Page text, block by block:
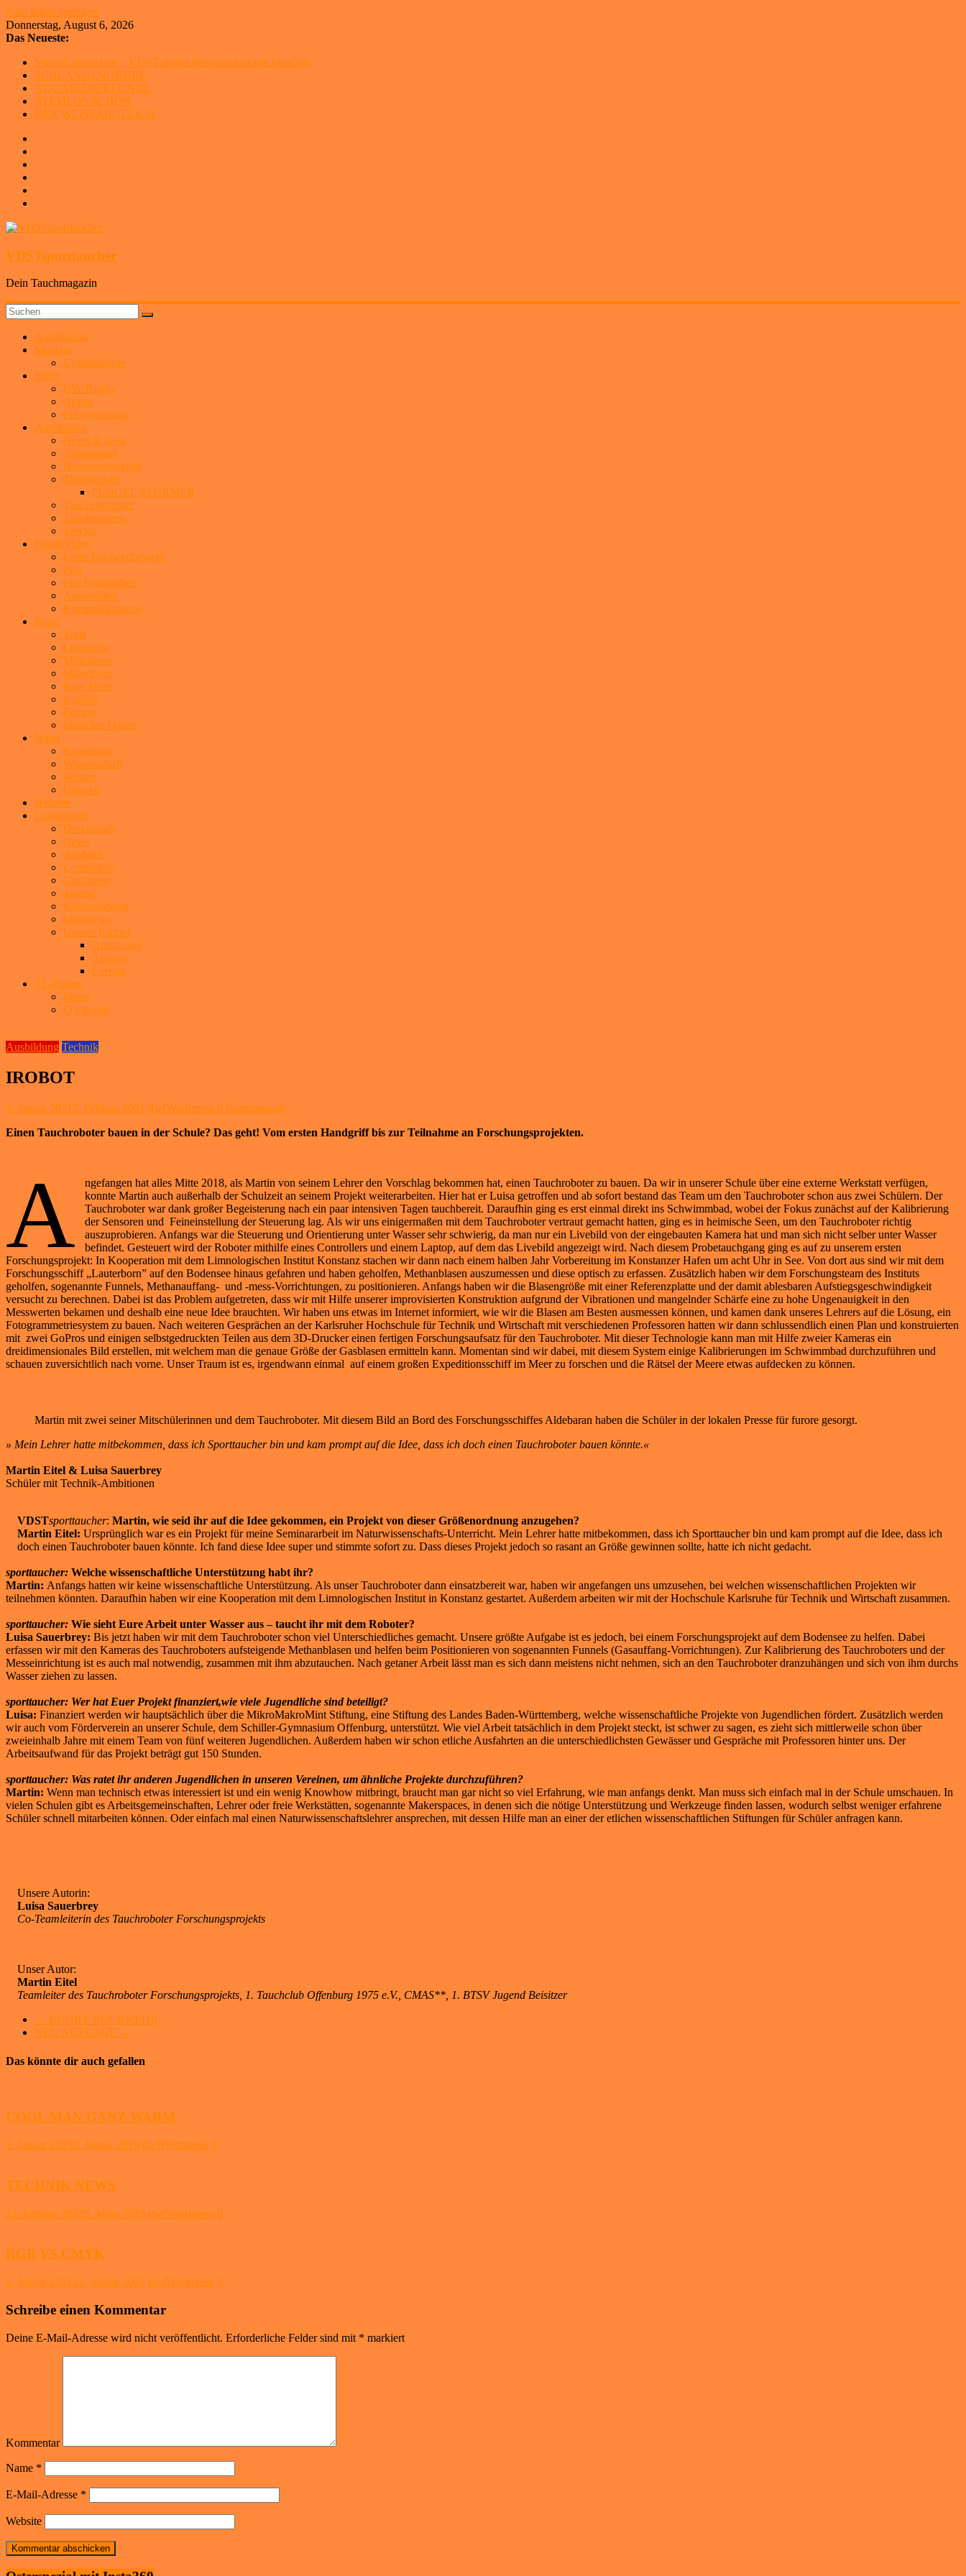
Zum Inhalt springen
Donnerstag, August 6, 2026
Das Neueste:
Virtuell abtauchen – VDST startet Partnerschaft mit Insta360
SCHLANGENGRUBE
AQUARIENFREUNDE
ATEMLOS SCHÖN
DER WEISSABGLEICH
VDSTsporttaucher
Dein Tauchmagazin
Ausbildung
Medizin
Unfallanalyse
Sport
UW-Rugby
Apnoe
Fin swimming
Ausrüstung
News & Gear
Ausprobiert
Nasstauchanzüge
Tarierjackets
FLÜGEL STÜRMER
Tauchcomputer
Taucheruhren
Trockis
Foto&Video
Leser Fotowettbewerb
Pics
Frei Fotografiert
Ausprobiert
Kompaktkameras
Reise
Trips
Leserreise
Mittelmeer
Malediven
Rote Meer
Karibik
Fernost
Indischer Ozean
Natur
Expedition
Wissenschaft
Wissen
Umwelt
Historie
Leserforum
Downloads
News
Ausblick
Leserbriefe
Umfragen
Jugend
Kleinanzeigen
Interviews
Unsere Partner
AquaLung
Atlantis
Certina
TL-Forum
Intern
D’s & das
Ausbildung Technik
IROBOT
4. Januar 2021 2. Februar 2021 dwfWordpress 0 Kommentare
Einen Tauchroboter bauen in der Schule? Das geht! Vom ersten Handgriff bis zur Teilnahme an Forschungsprojekten.
A
ngefangen hat alles Mitte 2018, als Martin von seinem Lehrer den Vorschlag bekommen hat, einen Tauchroboter zu bauen. Da wir in unserer Schule über eine externe Werkstatt verfügen,
konnte Martin auch außerhalb der Schulzeit an seinem Projekt weiterarbeiten. Hier hat er Luisa getroffen und ab sofort bestand das Team um den Tauchroboter schon aus zwei Schülern. Der
Tauchroboter war dank großer Begeisterung nach ein paar intensiven Tagen tauchbereit. Daraufhin ging es erst einmal direkt ins Schwimmbad, wobei der Fokus zunächst auf der Kalibrierung
der Sensoren und Feineinstellung der Steuerung lag. Als wir uns einigermaßen mit dem Tauchroboter vertraut gemacht hatten, ging es in heimische Seen, um den Tauchroboter richtig
auszuprobieren. Anfangs war die Steuerung und Orientierung unter Wasser sehr schwierig, da man nur ein Livebild von der eingebauten Kamera hat und man sich nicht selber unter Wasser
befindet. Gesteuert wird der Roboter mithilfe eines Controllers und einem Laptop, auf dem das Livebild angezeigt wird. Nach diesem Probetauchgang ging es auf zu unserem ersten
Forschungsprojekt: In Kooperation mit dem Limnologischen Institut Konstanz stachen wir dann nach einem halben Jahr Vorbereitung im Konstanzer Hafen um acht Uhr in See. Von dort aus sind wir mit dem
Forschungsschiff „Lauterborn” auf den Bodensee hinaus gefahren und haben geholfen, Methanblasen auszumessen und diese optisch zu erfassen. Zusätzlich haben wir dem Forschungsteam des Instituts
geholfen, sogenannte Funnels, Methanauffang- und -mess-Vorrichtungen, zu positionieren. Anfangs haben wir die Blasengröße mit einer Referenzplatte und der damit ablesbaren Aufstiegsgeschwindigkeit
versucht zu berechnen. Dabei ist das Problem aufgetreten, dass wir mit Hilfe unserer improvisierten Konstruktion aufgrund der Vibrationen und mangelnder Schärfe eine zu hohe Ungenauigkeit in den
Messwerten bekamen und deshalb eine neue Idee brauchten. Wir haben uns etwas im Internet informiert, wie wir die Blasen am Besten ausmessen können, und kamen dank unseres Lehrers auf die Lösung, ein
Fotogrammetriesystem zu bauen. Nach weiteren Gesprächen an der Karlsruher Hochschule für Technik und Wirtschaft mit verschiedenen Professoren hatten wir dann schlussendlich einen Plan und konstruierten
mit zwei GoPros und einigen selbstgedruckten Teilen aus dem 3D-Drucker einen fertigen Forschungsaufsatz für den Tauchroboter. Mit dieser Technologie kann man mit Hilfe zweier Kameras ein
dreidimensionales Bild erstellen, mit welchem man die genaue Größe der Gasblasen ermitteln kann. Momentan sind wir dabei, mit diesem System einige Kalibrierungen im Schwimmbad durchzuführen und
schauen zuversichtlich nach vorne. Unser Traum ist es, irgendwann einmal auf einem großen Expeditionsschiff im Meer zu forschen und die Rätsel der Meere etwas aufdecken zu können.
Martin mit zwei seiner Mitschülerinnen und dem Tauchroboter. Mit diesem Bild an Bord des Forschungsschiffes Aldebaran haben die Schüler in der lokalen Presse für furore gesorgt.
» Mein Lehrer hatte mitbekommen, dass ich Sporttaucher bin und kam prompt auf die Idee, dass ich doch einen Tauchroboter bauen könnte.«
Martin Eitel & Luisa Sauerbrey
Schüler mit Technik-Ambitionen
VDSTsporttaucher: Martin, wie seid ihr auf die Idee gekommen, ein Projekt von dieser Größenordnung anzugehen?
Martin Eitel: Ursprünglich war es ein Projekt für meine Seminararbeit im Naturwissenschafts-Unterricht. Mein Lehrer hatte mitbekommen, dass ich Sporttaucher bin und kam prompt auf die Idee, dass ich
doch einen Tauchroboter bauen könnte. Ich fand diese Idee super und stimmte sofort zu. Dass dieses Projekt jedoch so rasant an Größe gewinnen sollte, hatte ich nicht gedacht.
sporttaucher: Welche wissenschaftliche Unterstützung habt ihr?
Martin: Anfangs hatten wir keine wissenschaftliche Unterstützung. Als unser Tauchroboter dann einsatzbereit war, haben wir angefangen uns umzusehen, bei welchen wissenschaftlichen Projekten wir
teilnehmen könnten. Daraufhin haben wir eine Kooperation mit dem Limnologischen Institut in Konstanz gestartet. Außerdem arbeiten wir mit der Hochschule Karlsruhe für Technik und Wirtschaft zusammen.
sporttaucher: Wie sieht Eure Arbeit unter Wasser aus – taucht ihr mit dem Roboter?
Luisa Sauerbrey: Bis jetzt haben wir mit dem Tauchroboter schon viel Unterschiedliches gemacht. Unsere größte Aufgabe ist es jedoch, bei einem Forschungsprojekt auf dem Bodensee zu helfen. Dabei
erfassen wir mit den Kameras des Tauchroboters aufsteigende Methanblasen und helfen beim Positionieren von sogenannten Funnels (Gasauffang-Vorrichtungen). Zur Kalibrierung des Tauchroboters und der
Messeinrichtung ist es auch mal notwendig, zusammen mit ihm abzutauchen. Nach getaner Arbeit lässt man es sich dann meistens nicht nehmen, sich an den Tauchroboter dranzuhängen und sich von ihm durchs
Wasser ziehen zu lassen.
sporttaucher: Wer hat Euer Projekt finanziert,wie viele Jugendliche sind beteiligt?
Luisa: Finanziert werden wir hauptsächlich über die MikroMakroMint Stiftung, eine Stiftung des Landes Baden-Württemberg, welche wissenschaftliche Projekte von Jugendlichen fördert. Zusätzlich werden
wir auch vom Förderverein an unserer Schule, dem Schiller-Gymnasium Offenburg, unterstützt. Wie viel Arbeit tatsächlich in dem Projekt steckt, ist schwer zu sagen, es zieht sich mittlerweile schon über
zweieinhalb Jahre mit einem Team von fünf weiteren Jugendlichen. Außerdem haben wir schon etliche Ausfahrten an die unterschiedlichsten Gewässer und Gespräche mit Professoren hinter uns. Der
Arbeitsaufwand für das Projekt beträgt gut 150 Stunden.
sporttaucher: Was ratet ihr anderen Jugendlichen in unseren Vereinen, um ähnliche Projekte durchzuführen?
Martin: Wenn man technisch etwas interessiert ist und ein wenig Knowhow mitbringt, braucht man gar nicht so viel Erfahrung, wie man anfangs denkt. Man muss sich einfach mal in der Schule umschauen. In
vielen Schulen gibt es Arbeitsgemeinschaften, Lehrer oder freie Werkstätten, sogenannte Makerspaces, in denen sich die nötige Unterstützung und Werkzeuge finden lassen, wodurch selbst weniger erfahrene
Schüler schnell mitarbeiten können. Oder einfach mal einen Naturwissenschaftslehrer ansprechen, mit dessen Hilfe man an einer der etlichen wissenschaftlichen Stiftungen für Schüler anfragen kann.
Unsere Autorin:
Luisa Sauerbrey
Co-Teamleiterin des Tauchroboter Forschungsprojekts
Unser Autor:
Martin Eitel
Teamleiter des Tauchroboter Forschungsprojekts, 1. Tauchclub Offenburg 1975 e.V., CMAS**, 1. BTSV Jugend Beisitzer
← RUGBY RÜCKKEHR
NEU AUFLAGE →
Das könnte dir auch gefallen
COOL MAN GANZ WARM
3. Januar 20195. Januar 2019 dwfWordpress 0
TECHNIK NEWS
22. Februar 20225. März 2023 dwfWordpress 0
RGB VS CMYK
4. Januar 2021 21. Januar 2021 dwfWordpress 2
Schreibe einen Kommentar
Deine E-Mail-Adresse wird nicht veröffentlicht. Erforderliche Felder sind mit * markiert
Kommentar
Name *
E-Mail-Adresse *
Website